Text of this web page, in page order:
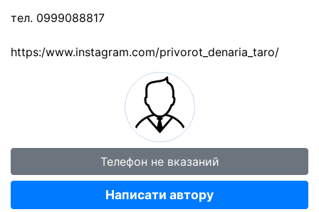
тел. 0999088817
https:/www.instagram.com/privorot_denaria_taro/
Телефон не вказаний
Написати автору